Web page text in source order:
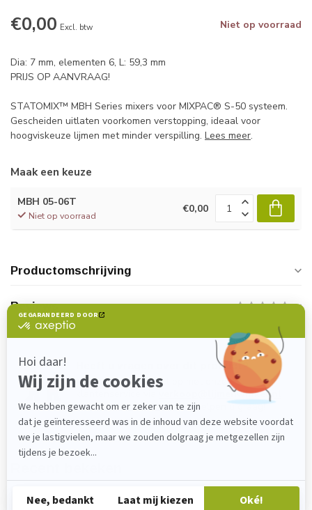
€0,00 Excl. btw Niet op voorraad
Dia: 7 mm, elementen 6, L: 59,3 mm
PRIJS OP AANVRAAG!
STATOMIX™ MBH Series mixers voor MIXPAC® S-50 systeem.
Gescheiden uitlaten voorkomen verstopping, ideaal voor
hoogviskeuze lijmen met minder verspilling. Lees meer.
Maak een keuze
MBH 05-06T
Niet op voorraad
€0,00
Productomschrijving
Reviews
Heeft u vragen over dit product?
Neem gerust contact op met onze
verkoop@lijmenwinkel.nl
of+31 (0)85 4011571 . Wij helpen u graag!